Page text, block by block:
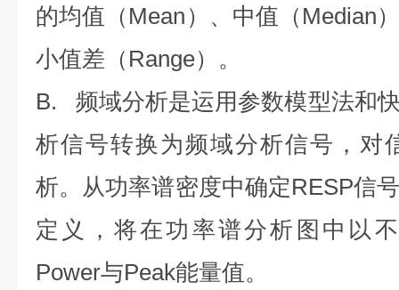
的均值（ Mean ）、中值（ Median
小值差（ Range）。
B.频域分析是运用参数模型法和
析信号转换为频域分析信号，对
析。从功率谱密度中确定RESP信
定义，将在功率谱分析图中以
Power与Peak能量值。